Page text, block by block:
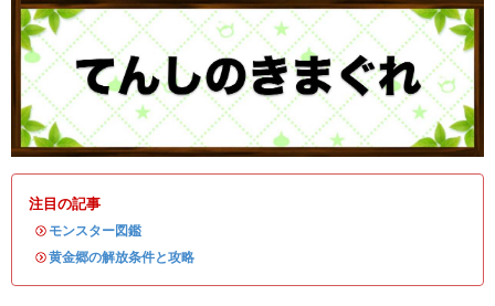
注目の記事
・ モンスター図鑑
・黄金郷の解放条件と攻略